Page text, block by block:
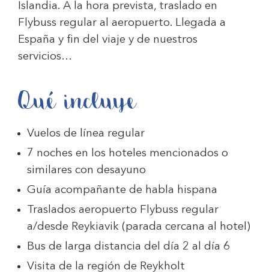
Islandia. A la hora prevista, traslado en
Flybuss regular al aeropuerto. Llegada a
España y fin del viaje y de nuestros
servicios…
Qué incluye
Vuelos de línea regular
7 noches en los hoteles mencionados o
similares con desayuno
Guía acompañante de habla hispana
Traslados aeropuerto Flybuss regular
a/desde Reykiavik (parada cercana al hotel)
Bus de larga distancia del día 2 al día 6
Visita de la región de Reykholt